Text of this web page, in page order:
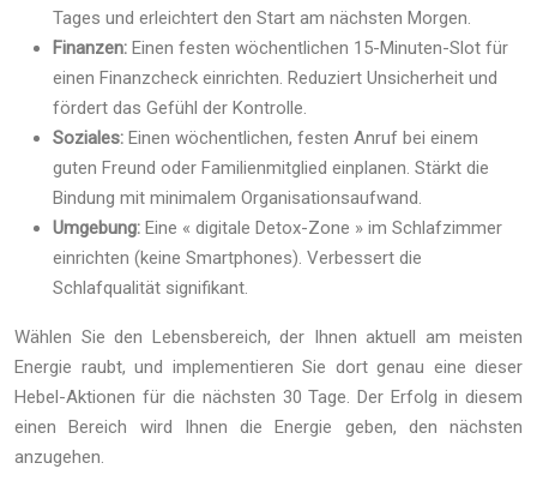
Tages und erleichtert den Start am nächsten Morgen.
Finanzen: Einen festen wöchentlichen 15-Minuten-Slot für
einen Finanzcheck einrichten. Reduziert Unsicherheit und
fördert das Gefühl der Kontrolle.
Soziales: Einen wöchentlichen, festen Anruf bei einem
guten Freund oder Familienmitglied einplanen. Stärkt die
Bindung mit minimalem Organisationsaufwand.
Umgebung: Eine « digitale Detox-Zone » im Schlafzimmer
einrichten (keine Smartphones). Verbessert die
Schlafqualität signifikant.
Wählen Sie den Lebensbereich, der Ihnen aktuell am meisten
Energie raubt, und implementieren Sie dort genau eine dieser
Hebel-Aktionen für die nächsten 30 Tage. Der Erfolg in diesem
einen Bereich wird Ihnen die Energie geben, den nächsten
anzugehen.